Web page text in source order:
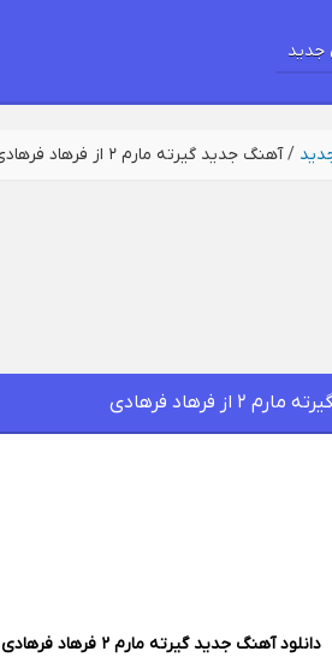
/آهنگ جدید گیرته مارم ۲ از فرهاد فرهادی
از فرهاد فرهادی
دانلود آهنگ جدیدگیرته مارم ۲ فرهاد فرهادی